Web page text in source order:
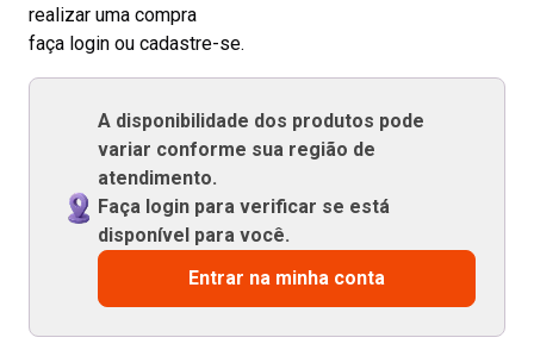
realizar uma compra
faça login ou cadastre-se.
A disponibilidade dos produtos pode
variar conforme sua região de
atendimento.
Faça login para verificar se está
disponível para você.
Entrar na minha conta